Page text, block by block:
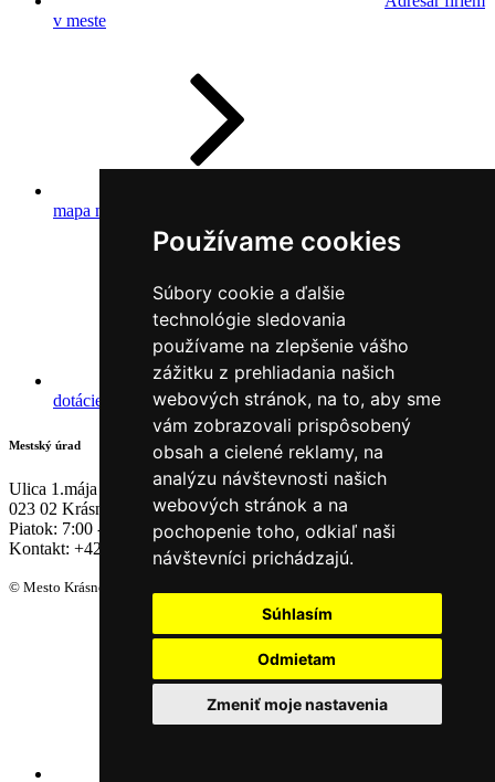
Používame cookies
Súbory cookie a ďalšie
technológie sledovania
používame na zlepšenie vášho
zážitku z prehliadania našich
webových stránok, na to, aby sme
vám zobrazovali prispôsobený
obsah a cielené reklamy, na
analýzu návštevnosti našich
webových stránok a na
pochopenie toho, odkiaľ naši
návštevníci prichádzajú.
Súhlasím
Odmietam
Zmeniť moje nastavenia
v meste
mapa mesta Krásno n/K
Projekty a
dotácie
Mestský úrad
Ulica 1.mája 1255
023 02 Krásno n. Kysucou
Piatok: 7:00 - 13:00
Kontakt: +421 41 4385 200
© Mesto Krásno nad Kysucou. Všetky práva vyhradené.